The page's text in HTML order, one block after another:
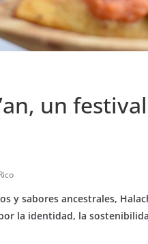
un
y sabores ancestrales,
la identidad, la